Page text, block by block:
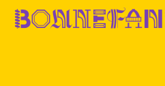
Bonnefan